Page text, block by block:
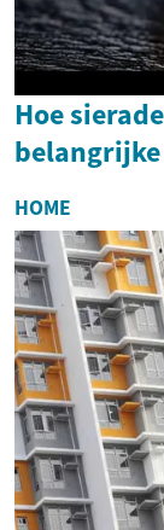
Hoe
HOME